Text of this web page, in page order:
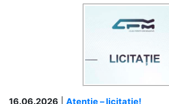
16.06.2026
Atenție – licitație!